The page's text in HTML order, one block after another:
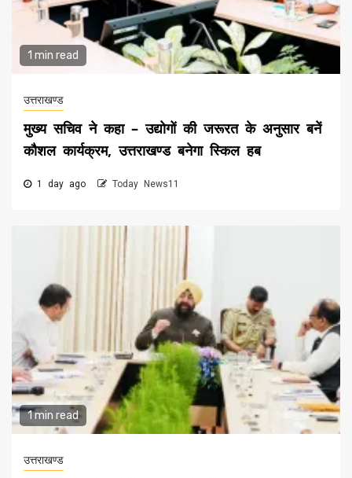
1 min read
उत्तराखण्ड
मुख्य सचिव ने कहा – उद्योगों की जरूरत के अनुसार बनें
कौशल कार्यक्रम, उत्तराखण्ड बनेगा स्किल हब
1 day ago Today News11
1 min read
उत्तराखण्ड